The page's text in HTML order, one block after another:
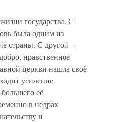
государства. С
была одним из
страны. С другой –
нравственное
церкви нашла своё
усиление
её
в недрах
и